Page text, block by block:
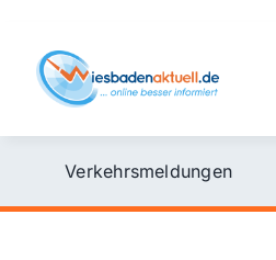
content
Verkehrsmeldungen